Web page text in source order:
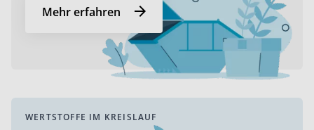
Mehr erfahren
WERTSTOFFE IM KREISLAUF